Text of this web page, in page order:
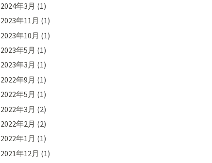
2024年3月 (1)
2023年11月 (1)
2023年10月 (1)
2023年5月 (1)
2023年3月 (1)
2022年9月 (1)
2022年5月 (1)
2022年3月 (2)
2022年2月 (2)
2022年1月 (1)
2021年12月 (1)